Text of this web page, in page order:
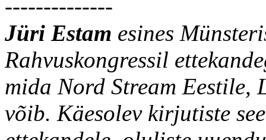
--------------
Jüri Estam esines
Rahvuskongressil
mida Nord Stream Eestile,
võib. Käesolev kirjutiste